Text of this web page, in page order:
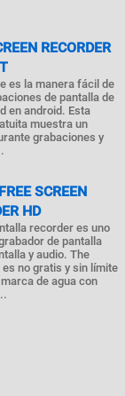
RECORDER
es la manera fácil de
de pantalla de
en android. Esta
muestra un
grabaciones y
SCREEN
HD
recorder es uno
de pantalla
y audio. The
no gratis y sin límite
de agua con